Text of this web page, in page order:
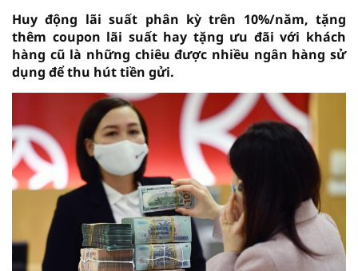
Huy động lãi suất phân kỳ trên 10%/năm, tặng
thêm coupon lãi suất hay tặng ưu đãi với khách
hàng cũ là những chiêu được nhiều ngân hàng sử
dụng để thu hút tiền gửi.